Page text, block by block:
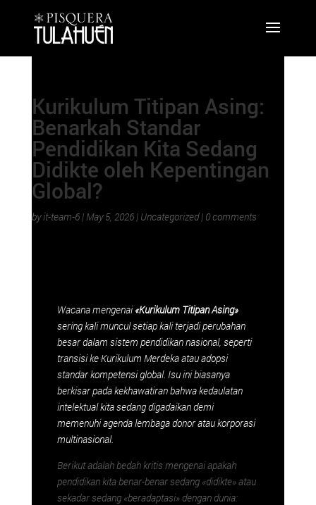
Kurikulum Titipan Asing:
Benarkah Standar
Pendidikan Kita Sedang
Didikte oleh Kepentingan
Global?
byit-team-6|May 5, 2026| Uncategorized| 0 comments
Wacana mengenai«Kurikulum Titipan Asing»
sering kali muncul setiap kali terjadi perubahan
besar dalam sistem pendidikan nasional, seperti
transisi ke Kurikulum Merdeka atau adopsi
standar kompetensi global. Isu ini biasanya
berkisar pada kekhawatiran bahwa kedaulatan
intelektual kita sedang digadaikan demi
memenuhi agenda lembaga donor atau korporasi
multinasional.
Berikut adalah bedah kritis mengenai apakah
pendidikan kita benar-benar sedang «didikte» atau
sekadar sedang «beradaptasi» dengan dunia: